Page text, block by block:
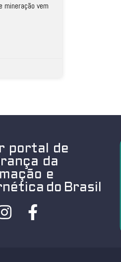
mineração vem
portal de
da
e
do Brasil